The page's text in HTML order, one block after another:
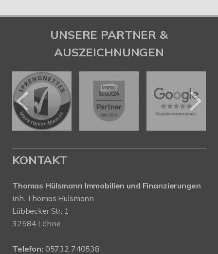
UNSERE PARTNER &
AUSZEICHNUNGEN
KONTAKT
Thomas Hülsmann Immobilien und Finanzierungen
Inh. Thomas Hülsmann
Lübbecker Str. 1
32584 Löhne
Telefon: 05732 740538